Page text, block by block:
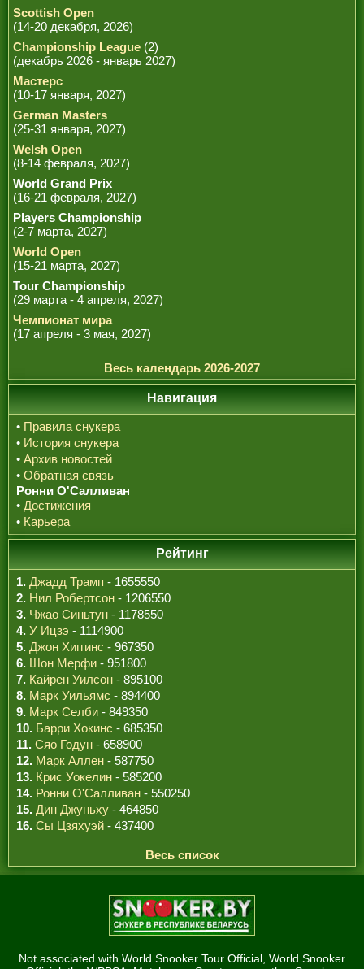
Scottish Open
(14-20 декабря, 2026)
Championship League (2)
(декабрь 2026 - январь 2027)
Мастерс
(10-17 января, 2027)
German Masters
(25-31 января, 2027)
Welsh Open
(8-14 февраля, 2027)
World Grand Prix
(16-21 февраля, 2027)
Players Championship
(2-7 марта, 2027)
World Open
(15-21 марта, 2027)
Tour Championship
(29 марта - 4 апреля, 2027)
Чемпионат мира
(17 апреля - 3 мая, 2027)
Весь календарь 2026-2027
Навигация
• Правила снукера
• История снукера
• Архив новостей
• Обратная связь
Ронни О'Салливан
• Достижения
• Карьера
Рейтинг
1. Джадд Трамп - 1655550
2. Нил Робертсон - 1206550
3. Чжао Синьтун - 1178550
4. У Ицзэ - 1114900
5. Джон Хиггинс - 967350
6. Шон Мерфи - 951800
7. Кайрен Уилсон - 895100
8. Марк Уильямс - 894400
9. Марк Селби - 849350
10. Барри Хокинс - 685350
11. Сяо Годун - 658900
12. Марк Аллен - 587750
13. Крис Уокелин - 585200
14. Ронни О'Салливан - 550250
15. Дин Джуньху - 464850
16. Сы Цзяхуэй - 437400
Весь список
Not associated with World Snooker Tour Official, World Snooker